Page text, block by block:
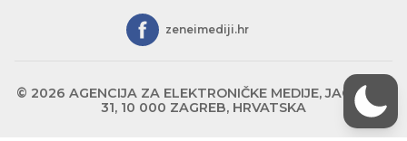
zeneimediji.hr
© 2026 AGENCIJA ZA ELEKTRONIČKE MEDIJE, JAGIĆEVA
31, 10 000 ZAGREB, HRVATSKA